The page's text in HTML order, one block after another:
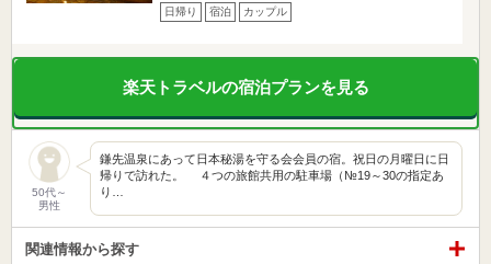
日帰り 宿泊 カップル
楽天トラベルの宿泊プランを見る
50代～
男性
鎌先温泉にあって日本秘湯を守る会会員の宿。祝日の月曜日に日
帰りで訪れた。 ４つの旅館共用の駐車場（№19～30の指定あ
り…
関連情報から探す